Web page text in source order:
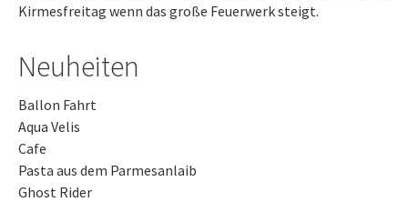
Kirmesfreitag wenn das große Feuerwerk steigt.
Neuheiten
Ballon Fahrt
Aqua Velis
Cafe
Pasta aus dem Parmesanlaib
Ghost Rider